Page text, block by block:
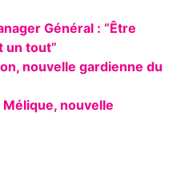
Général : “Être
un tout”
nouvelle gardienne du
nouvelle